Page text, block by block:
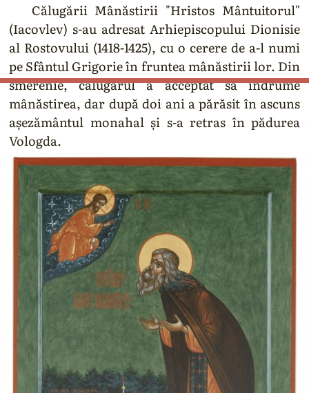
Călugării Mânăstirii "Hristos Mântuitorul"
(Iacovlev) s-au adresat Arhiepiscopului Dionisie
al Rostovului (1418-1425), cu o cerere de a-l numi
pe Sfântul Grigorie în fruntea mânăstirii lor. Din
smerenie, călugărul a acceptat să îndrume
mânăstirea, dar după doi ani a părăsit în ascuns
așezământul monahal și s-a retras în pădurea
Vologda.